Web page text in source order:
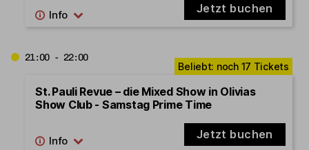
Jetzt buchen
21:00 - 22:00
St. Pauli Revue – die Mixed Show in Olivias
Show Club - Samstag Prime Time
Jetzt buchen